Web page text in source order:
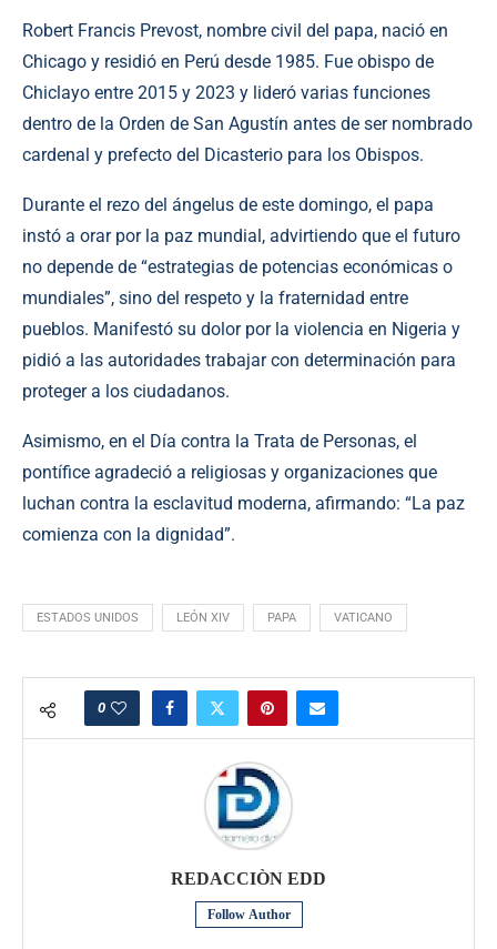
Robert Francis Prevost, nombre civil del papa, nació en
Chicago y residió en Perú desde 1985. Fue obispo de
Chiclayo entre 2015 y 2023 y lideró varias funciones
dentro de la Orden de San Agustín antes de ser nombrado
cardenal y prefecto del Dicasterio para los Obispos.
Durante el rezo del ángelus de este domingo, el papa
instó a orar por la paz mundial, advirtiendo que el futuro
no depende de “estrategias de potencias económicas o
mundiales”, sino del respeto y la fraternidad entre
pueblos. Manifestó su dolor por la violencia en Nigeria y
pidió a las autoridades trabajar con determinación para
proteger a los ciudadanos.
Asimismo, en el Día contra la Trata de Personas, el
pontífice agradeció a religiosas y organizaciones que
luchan contra la esclavitud moderna, afirmando: “La paz
comienza con la dignidad”.
ESTADOS UNIDOS LEÓN XIV PAPA VATICANO
0
REDACCIÒN EDD
Follow Author